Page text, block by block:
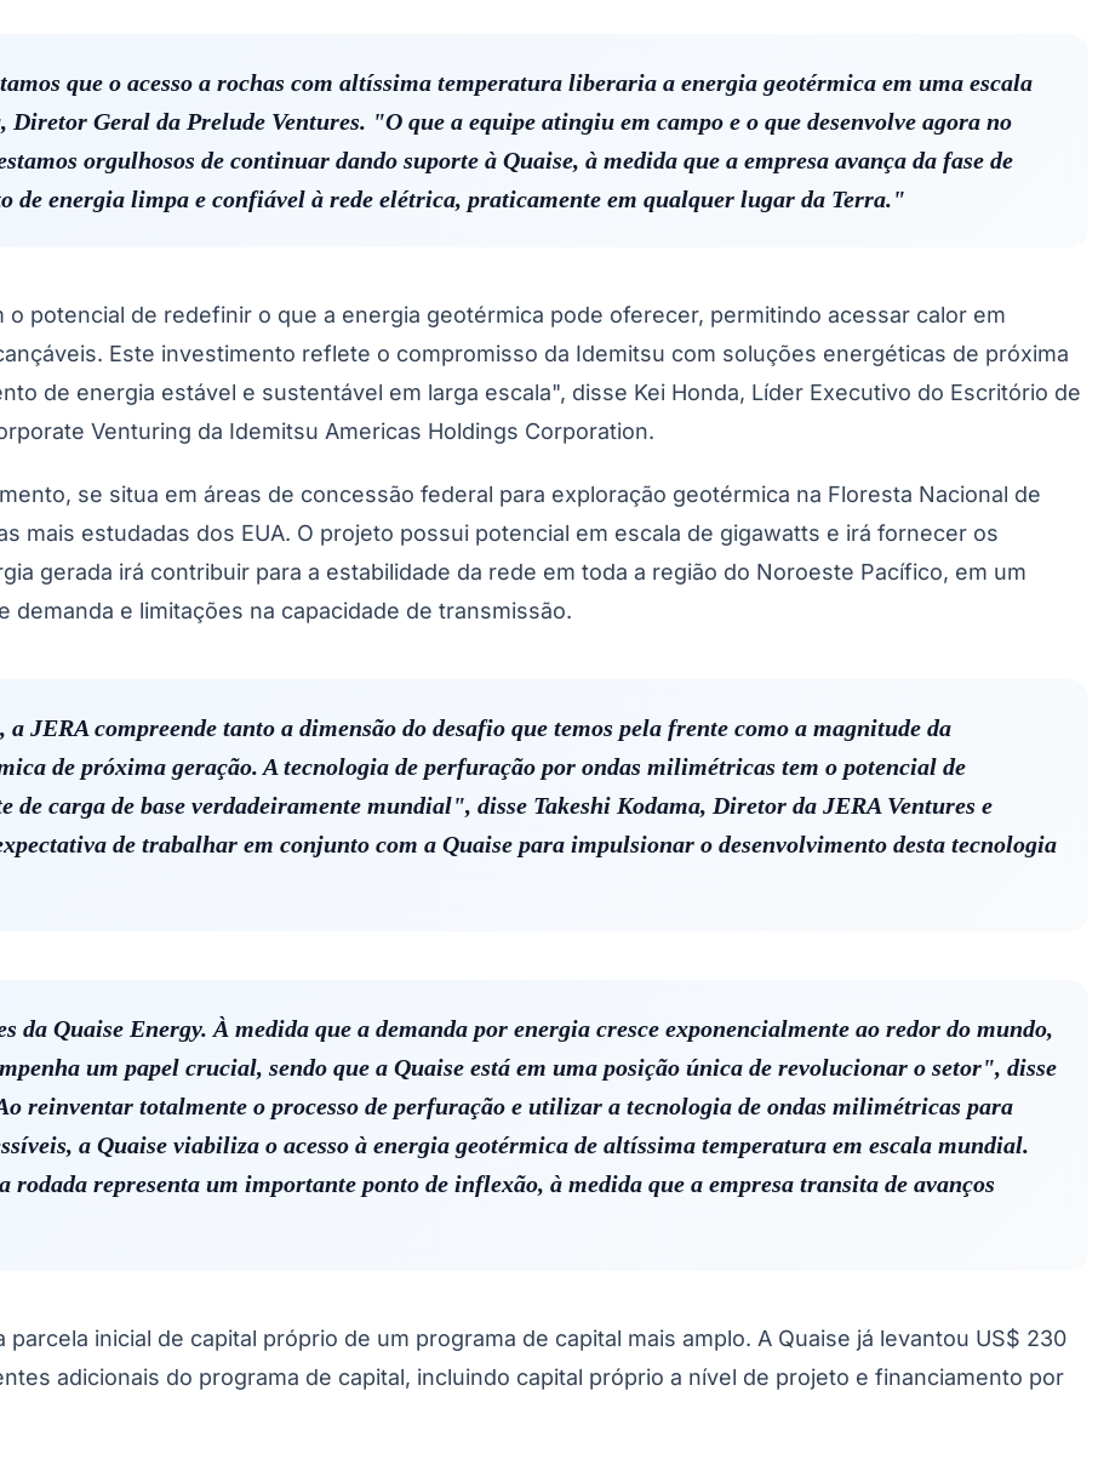
Corinthians Palmeiras
que o acesso a rochas com altíssima temperatura liberaria a energia geotérmica em uma escala
Geral da Prelude Ventures. "O que a equipe atingiu em campo e o que desenvolve agora no
orgulhosos de continuar dando suporte à Quaise, à medida que a empresa avança da fase de
de energia limpa e confiável à rede elétrica, praticamente em qualquer lugar da Terra."
potencial de redefinir o que a energia geotérmica pode oferecer, permitindo acessar calor em
Este investimento reflete o compromisso da Idemitsu com soluções energéticas de próxima
de energia estável e sustentável em larga escala", disse Kei Honda, Líder Executivo do Escritório de
Venturing da Idemitsu Americas Holdings Corporation.
se situa em áreas de concessão federal para exploração geotérmica na Floresta Nacional de
mais estudadas dos EUA. O projeto possui potencial em escala de gigawatts e irá fornecer os
gerada irá contribuir para a estabilidade da rede em toda a região do Noroeste Pacífico, em um
e limitações na capacidade de transmissão.
JERA compreende tanto a dimensão do desafio que temos pela frente como a magnitude da
de próxima geração. A tecnologia de perfuração por ondas milimétricas tem o potencial de
carga de base verdadeiramente mundial", disse Takeshi Kodama, Diretor da JERA Ventures e
de trabalhar em conjunto com a Quaise para impulsionar o desenvolvimento desta tecnologia
da Quaise Energy. À medida que a demanda por energia cresce exponencialmente ao redor do mundo,
um papel crucial, sendo que a Quaise está em uma posição única de revolucionar o setor", disse
reinventar totalmente o processo de perfuração e utilizar a tecnologia de ondas milimétricas para
a Quaise viabiliza o acesso à energia geotérmica de altíssima temperatura em escala mundial.
rodada representa um importante ponto de inflexão, à medida que a empresa transita de avanços
inicial de capital próprio de um programa de capital mais amplo. A Quaise já levantou US$ 230
adicionais do programa de capital, incluindo capital próprio a nível de projeto e financiamento por